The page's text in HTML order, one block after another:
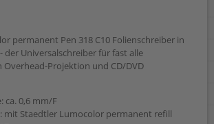
permanent Pen 318 C10 Folienschreiber in
der Universalschreiber für fast alle
Overhead-Projektion und CD/DVD
ca. 0,6 mm/F
mit Staedtler Lumocolor permanent refill